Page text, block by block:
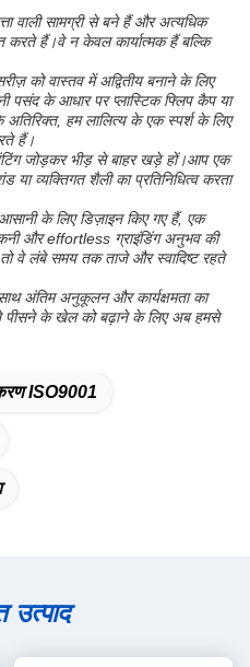
वाली सामग्री से बने हैं और अत्यधिक
हैं।वे न केवल कार्यात्मक हैं बल्कि
को वास्तव में अद्वितीय बनाने के लिए
पसंद के आधार पर प्लास्टिक फ्लिप कैप या
हम लालित्य के एक स्पर्श के लिए
हैं।
जोड़कर भीड़ से बाहर खड़े हों।आप एक
या व्यक्तिगत शैली का प्रतिनिधित्व करता
के लिए डिज़ाइन किए गए हैं, एक
और effortless ग्राइंडिंग अनुभव की
वे लंबे समय तक ताजे और स्वादिष्ट रहते
अंतिम अनुकूलन और कार्यक्षमता का
के खेल को बढ़ाने के लिए अब हमसे
ISO9001
उत्पाद